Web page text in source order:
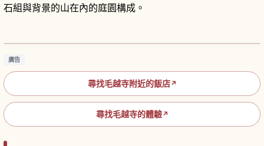
石組與背景的山在內的庭園構成。
毛越寺攻略｜漫步世界遺產淨土庭園與歷史寺院
廣告
尋找毛越寺附近的飯店↗
尋找毛越寺的體驗↗